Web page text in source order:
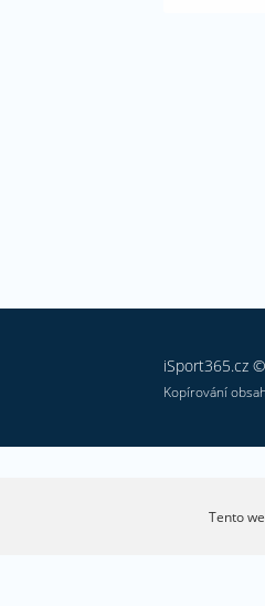
iSport365.cz
Kopírování
Tento